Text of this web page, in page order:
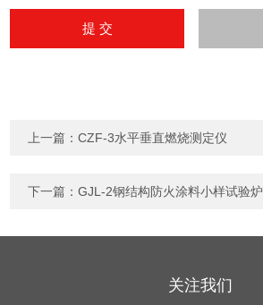
上一篇：CZF-3水平垂直燃烧测定仪
下一篇：GJL-2钢结构防火涂料小样试验炉
关注我们